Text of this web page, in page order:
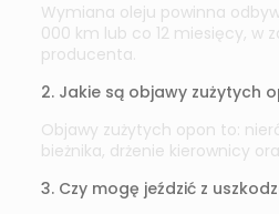
Wymiana oleju powinna
000 km lub co 12 miesięcy, w
producenta.
2. Jakie są objawy zużytych
Objawy zużytych opon to:
bieżnika, drżenie kierownicy
3. Czy mogę jeździć z